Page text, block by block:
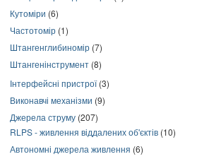
Кутоміри (6)
Частотомір (1)
Штангенглибиномір (7)
Штангенінструмент (8)
Інтерфейсні пристрої(3)
Виконавчі механізми (9)
Джерела струму (207)
RLPS - живлення віддалених об'єктів (10)
Автономні джерела живлення (6)